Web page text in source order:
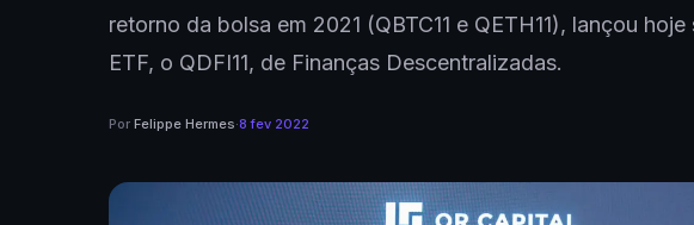
retorno da bolsa em 2021 (QBTC11 e QETH11), lançou
ETF, o QDFI11, de Finanças Descentralizadas.
Por Felippe Hermes·8 fev 2022